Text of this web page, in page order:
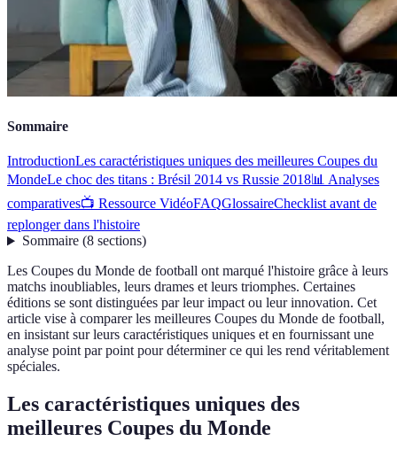
Sommaire
IntroductionLes caractéristiques uniques des meilleures Coupes du
MondeLe choc des titans : Brésil 2014 vs Russie 2018📊 Analyses
comparatives📺 Ressource VidéoFAQGlossaireChecklist avant de
replonger dans l'histoire
Sommaire(8 sections)
Les Coupes du Monde de football ont marqué l'histoire grâce à leurs
matchs inoubliables, leurs drames et leurs triomphes. Certaines
éditions se sont distinguées par leur impact ou leur innovation. Cet
article vise à comparer les meilleures Coupes du Monde de football,
en insistant sur leurs caractéristiques uniques et en fournissant une
analyse point par point pour déterminer ce qui les rend véritablement
spéciales.
Les caractéristiques uniques des
meilleures Coupes du Monde